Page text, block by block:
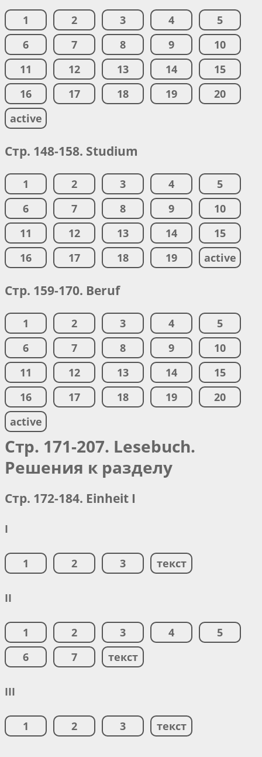
1 2 3 4
5
6
7 8 9
10
11
12 13 14
15
16
17 18 19
20
active
Стр. 148-158. Studium
1 2 3 4
5
6
7 8 9
10
11
12 13 14
15
16
17 18 19 active
Стр. 159-170. Beruf
1 2 3 4
5
6
7 8 9
10
11
12 13 14
15
16
17 18 19
20
active
Стр. 171-207. Lesebuch.
Решения к разделу
Стр. 172-184. Einheit I
I
1 2 3 текст
II
1 2 3 4
5
6
7 текст
III
1 2 3 текст